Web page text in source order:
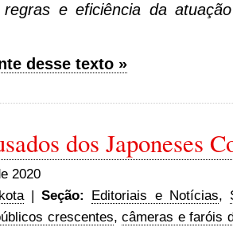
e eficiência da
desse texto »
dos Japoneses
2020
|Seção: Editoriais e Notícias,
crescentes, câmeras e faróis